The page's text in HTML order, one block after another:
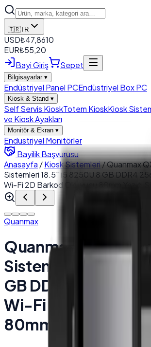
🇹🇷TR
USD₺47,8610
EUR₺55,20
Bayi Giriş
Sepet
Bilgisayarlar ▾
Endüstriyel Panel PCEndüstriyel Box PC
Kiosk & Stand ▾
Self Servis KioskTotem KioskKiosk
ve Kiosk Ayakları
Monitör & Ekran ▾
Endustriyel Monitörler
Bayilik Başvurusu
Anasayfa /Kiosk Sistemleri/Quanmax
Sistemleri 18.5'' i5 8250U 8 GB DDR4
Wi-Fi 2D Barkod Okuyucu 80mm Yazıcı
Quanmax
Quanmax QX-
Sistemleri 18.5'' i5
GB DDR4 256 GB
Wi-Fi 2D Barkod
80mm Yazıcı Siyah